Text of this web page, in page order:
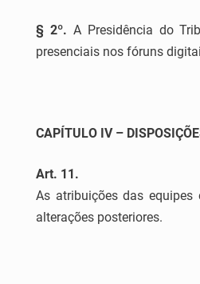
§ 2º. A Presidência do
presenciais nos fóruns
CAPÍTULO IV –
Art. 11.
As atribuições das
alterações posteriores.